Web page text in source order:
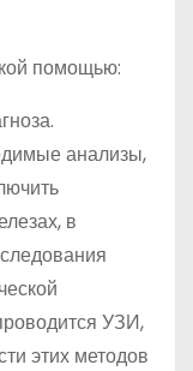
помощью:
анализы,
в
УЗИ,
этих методов